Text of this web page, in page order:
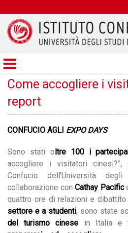
Confucio
Come accogliere i
report
CONFUCIO AGLI EXPO DAYS
Sono stati oltre 100 i
accogliere i visitatori cinesi?”,
Confucio dell’Università
collaborazione con Cathay Pacific
quattro ore di relazioni e dibattito
settore e a studenti, sono state
del turismo cinese in Italia e